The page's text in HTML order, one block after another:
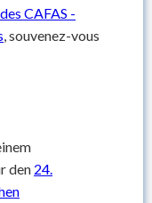
CAFAS -
, souvenez-vous
den 24.